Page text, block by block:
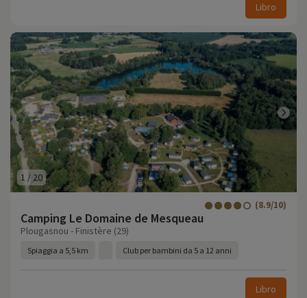
Libro
1 / 20
Camping Le Domaine de Mesqueau
(8.9/10)
Plougasnou - Finistère (29)
Spiaggia a 5,5 km Club per bambini da 5 a 12 anni
Libro